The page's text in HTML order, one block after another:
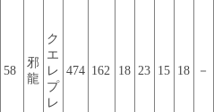
58
邪
龍
ク
エ
レ
プ
レ
474 162 18 23 15 18 －